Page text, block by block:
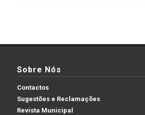
Sobre Nós
Contactos
Sugestões e Reclamações
Revista Municipal